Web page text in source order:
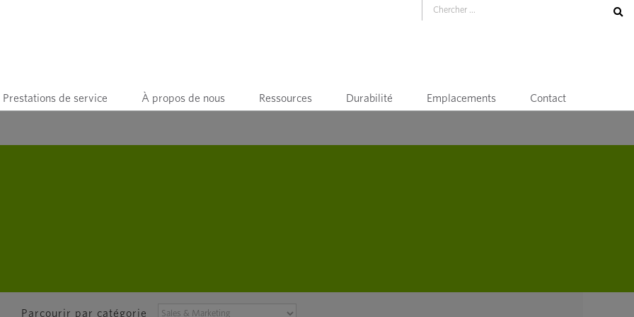
Prestations de service À propos de nous Ressources Durabilité Emplacements Contact
Parcourir par catégorie
PARCOURIR